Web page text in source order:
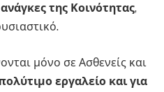
της Κοινότητας,
μόνο σε Ασθενείς και
εργαλείο και για